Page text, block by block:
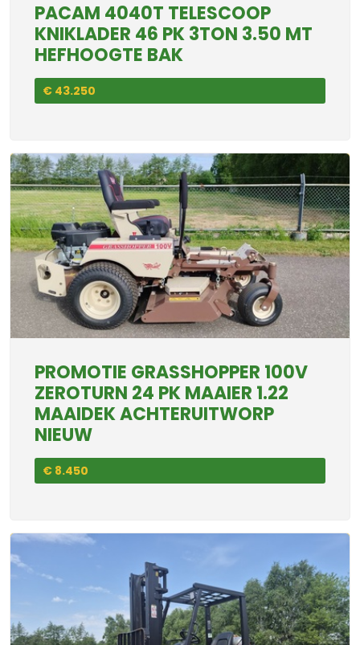
PACAM 4040T TELESCOOP
KNIKLADER 46 PK 3TON 3.50 MT
HEFHOOGTE BAK
€ 43.250
PROMOTIE GRASSHOPPER 100V
ZEROTURN 24 PK MAAIER 1.22
MAAIDEK ACHTERUITWORP
NIEUW
€ 8.450